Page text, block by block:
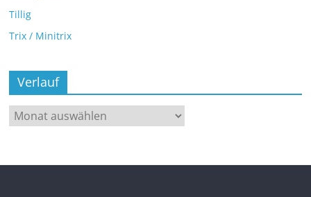
Tillig
Trix / Minitrix
Verlauf